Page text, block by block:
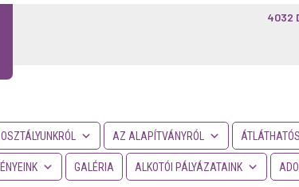
4032
OSZTÁLYUNKRÓL AZ ALAPÍTVÁNYRÓL
GALÉRIA ALKOTÓI PÁLYÁZATAINK